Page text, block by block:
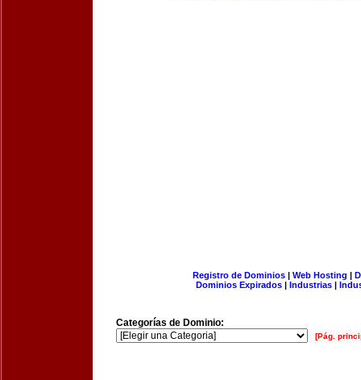
Registro de Dominios| Web Hosting |
Dominios Expirados | Industrias |
Categorías de Dominio:
[Pág.